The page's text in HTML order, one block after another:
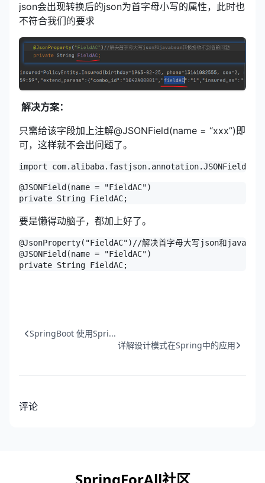
json会出现转换后的json为首字母小写的属性，此时也
不符合我们的要求
解决方案：
只需给该字段加上注解@JSONField(name = “xxx”)即
可，这样就不会出问题了。
import com.alibaba.fastjson.annotation.JSONField;
@JSONField(name = "FieldAC")
private String FieldAC;
要是懒得动脑子，都加上好了。
@JsonProperty("FieldAC")//解决首字母大写json和javabean
@JSONField(name = "FieldAC")
private String FieldAC;
SpringBoot 使用Spri...
详解设计模式在Spring中的应用
评论